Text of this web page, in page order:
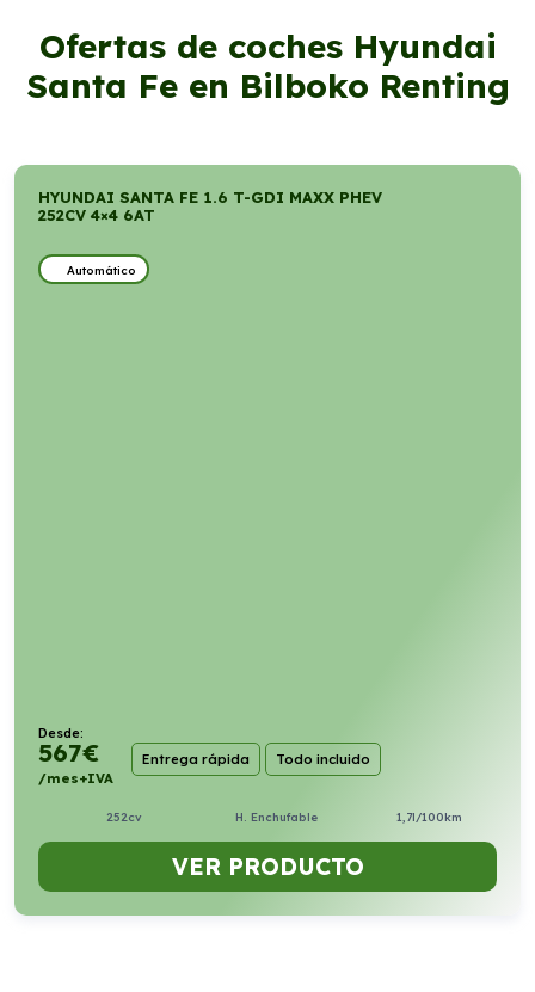
Ofertas de coches Hyundai
Santa Fe en Bilboko Renting
HYUNDAI SANTA FE 1.6 T-GDI MAXX PHEV
252CV 4×4 6AT
Automático
Desde:
567€
/mes+IVA
Entrega rápida Todo incluido
252cv H. Enchufable 1,7l/100km
VER PRODUCTO